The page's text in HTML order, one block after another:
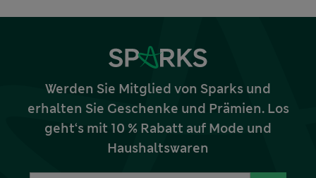
Werden Sie Mitglied von Sparks und
erhalten Sie Geschenke und Prämien. Los
geht‘s mit 10 % Rabatt auf Mode und
Haushaltswaren